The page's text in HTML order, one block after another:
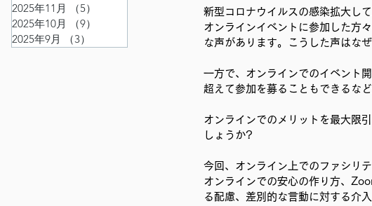
2025年11月
（5）
2025年10月
（9）
2025年9月
（3）
かなさうちなー セルフケアプロジェク
SDGカフェでふらっとアクション こ
国際会議
移民難民と共に生きる社会を育むプロジェ
新型コロナウイルスの感染拡大し
オンラインイベントに参加した方
な声があります。こうした声はな
一方で、オンラインでのイベント
超えて参加を募ることもできるな
オンラインでのメリットを最大限
しょうか?
今回、オンライン上でのファシリ
オンラインでの安心の作り方、
る配慮、差別的な言動に対する介